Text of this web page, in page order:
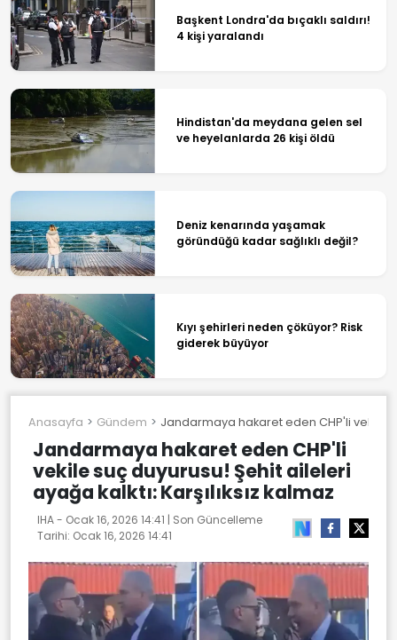
Başkent Londra'da bıçaklı saldırı!
4 kişi yaralandı
Hindistan'da meydana gelen sel
ve heyelanlarda 26 kişi öldü
Deniz kenarında yaşamak
göründüğü kadar sağlıklı değil?
Kıyı şehirleri neden çöküyor? Risk
giderek büyüyor
Anasayfa Gündem Jandarmaya hakaret eden CHP'li vekile
Jandarmaya hakaret eden CHP'li
vekile suç duyurusu! Şehit aileleri
ayağa kalktı: Karşılıksız kalmaz
IHA - Ocak 16, 2026 14:41 | Son Güncelleme
Tarihi: Ocak 16, 2026 14:41